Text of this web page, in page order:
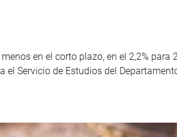
en el corto plazo, en el 2,2% para
el Servicio de Estudios del